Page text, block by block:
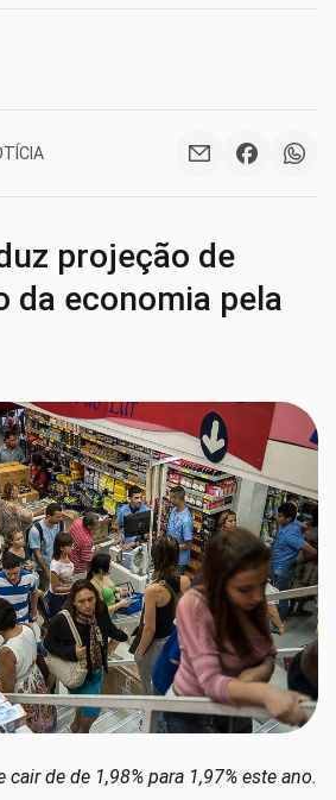
projeção de
da economia pela
de de 1,98% para 1,97% este ano.